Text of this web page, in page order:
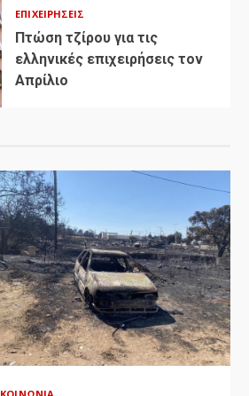
ΕΠΙΧΕΙΡΉΣΕΙΣ
Πτώση τζίρου για τις
ελληνικές επιχειρήσεις τον
Απρίλιο